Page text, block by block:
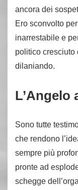
ancora dei
Ero sconvolto
inarrestabile e
politico cresciuto
dilaniando.
L’Angelo
Sono tutte
che rendono
sempre più
pronte ad
schegge